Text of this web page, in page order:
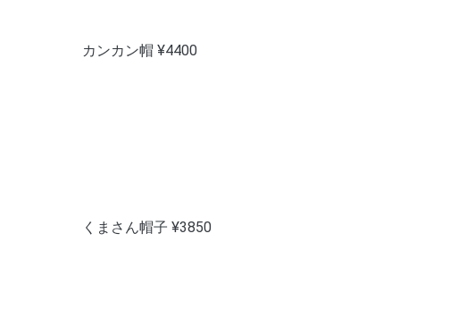
カンカン帽 ¥4400
くまさん帽子 ¥3850